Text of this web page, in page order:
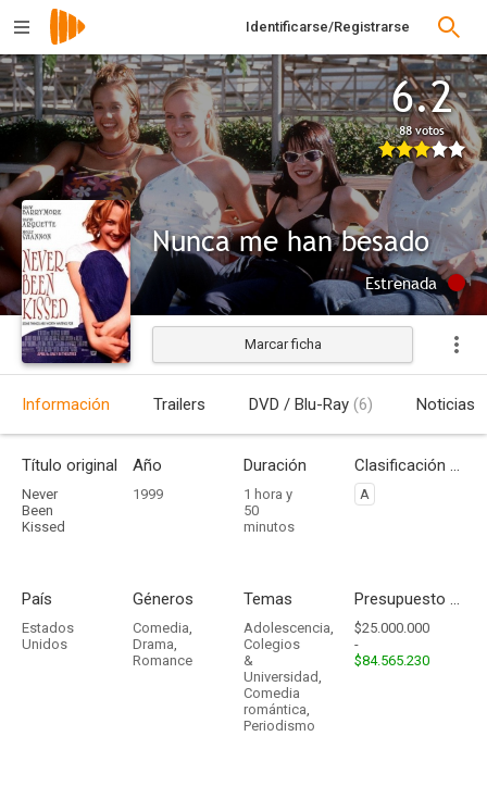
Identificarse/Registrarse
6.2
88 votos
Nunca me han besado
Estrenada
Marcar ficha
Información Trailers DVD / Blu-Ray (6) Noticias
Título original
Never
Been
Kissed
Año
1999
Duración
1 hora y
50
minutos
Clasificación por edades
A
País
Estados
Unidos
Géneros
Comedia,
Drama,
Romance
Temas
Adolescencia,
Colegios
&
Universidad,
Comedia
romántica,
Periodismo
Presupuesto - Ingresos
$25.000.000
-
$84.565.230